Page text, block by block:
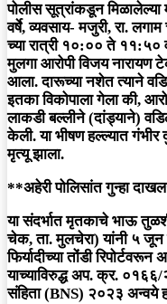
पोलीस सूत्रांकडून मिळालेल्या
वर्षे, व्यवसाय- मजुरी, रा.
च्या रात्री १०:०० ते ११:५०
मुलगा आरोपी विजय नारायण
आला. दारूच्या नशेत त्याने
इतका विकोपाला गेला की,
लाकडी बल्लीने (दांड्याने)
केली. या भीषण हल्ल्यात गंभीर
मृत्यू झाला.
**अहेरी पोलिसांत गुन्हा
या संदर्भात मृतकाचे भाऊ
चेक, ता. मुलचेरा) यांनी ५ जून
फिर्यादीच्या तोंडी
याच्याविरुद्ध अप. क्र.
संहिता (BNS) २०२३ अन्वये